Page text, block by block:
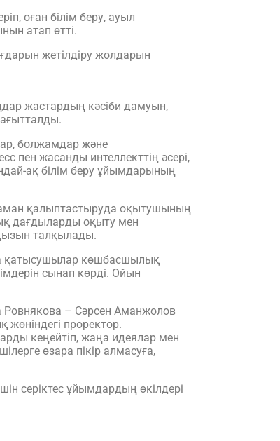
оған білім беру, ауыл
атап өтті.
жетілдіру жолдарын
жастардың кәсіби дамуын,
болжамдар және
пен жасанды интеллекттің әсері,
ақ білім беру ұйымдарының
қалыптастыруда оқытушының
дағдыларды оқыту мен
талқылады.
қатысушылар көшбасшылық
сынап көрді. Ойын
Ровнякова – Сәрсен Аманжолов
проректор.
кеңейтіп, жаңа идеялар мен
өзара пікір алмасуға,
серіктес ұйымдардың өкілдері